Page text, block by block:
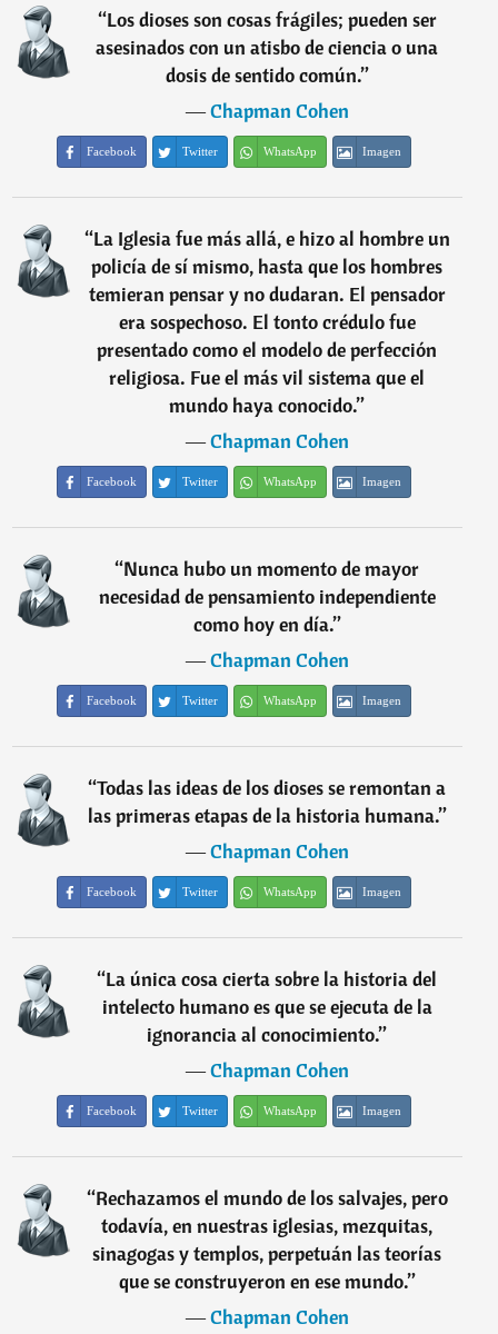
“Los dioses son cosas frágiles; pueden ser
asesinados con un atisbo de ciencia o una
dosis de sentido común.”
―Chapman Cohen
Facebook Twitter WhatsApp Imagen
“La Iglesia fue más allá, e hizo al hombre un
policía de sí mismo, hasta que los hombres
temieran pensar y no dudaran. El pensador
era sospechoso. El tonto crédulo fue
presentado como el modelo de perfección
religiosa. Fue el más vil sistema que el
mundo haya conocido.”
―Chapman Cohen
Facebook Twitter WhatsApp Imagen
“Nunca hubo un momento de mayor
necesidad de pensamiento independiente
como hoy en día.”
―Chapman Cohen
Facebook Twitter WhatsApp Imagen
“Todas las ideas de los dioses se remontan a
las primeras etapas de la historia humana.”
―Chapman Cohen
Facebook Twitter WhatsApp Imagen
“La única cosa cierta sobre la historia del
intelecto humano es que se ejecuta de la
ignorancia al conocimiento.”
―Chapman Cohen
Facebook Twitter WhatsApp Imagen
“Rechazamos el mundo de los salvajes, pero
todavía, en nuestras iglesias, mezquitas,
sinagogas y templos, perpetuán las teorías
que se construyeron en ese mundo.”
―Chapman Cohen